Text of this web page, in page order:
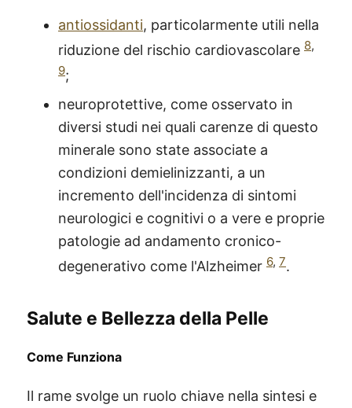
antiossidanti, particolarmente utili nella
riduzione del rischio cardiovascolare 8,
9;
neuroprotettive, come osservato in
diversi studi nei quali carenze di questo
minerale sono state associate a
condizioni demielinizzanti, a un
incremento dell'incidenza di sintomi
neurologici e cognitivi o a vere e proprie
patologie ad andamento cronico-
degenerativo come l'Alzheimer 6, 7.
Salute e Bellezza della Pelle
Come Funziona
Il rame svolge un ruolo chiave nella sintesi e